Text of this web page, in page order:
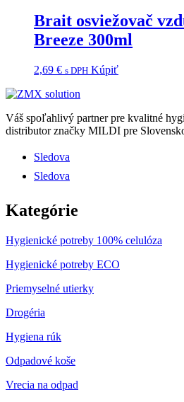
Brait osviežovač
Breeze 300ml
2,69 € s DPH Kúpiť
Váš spoľahlivý partner pre kvalitné
distributor značky MILDI pre
Sledova
Sledova
Kategórie
Hygienické potreby 100% celulóza
Hygienické potreby ECO
Priemyselné utierky
Drogéria
Hygiena rúk
Odpadové koše
Vrecia na odpad